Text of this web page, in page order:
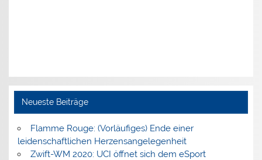
Neueste Beiträge
Flamme Rouge: (Vorläufiges) Ende einer
leidenschaftlichen Herzensangelegenheit
Zwift-WM 2020: UCI öffnet sich dem eSport